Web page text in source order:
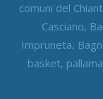
comuni del
Casciano,
Impruneta,
basket,